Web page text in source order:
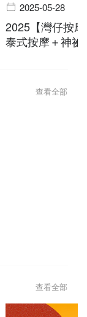
2025-05-28
2025【灣仔按
泰式按摩＋神
查看全部
查看全部